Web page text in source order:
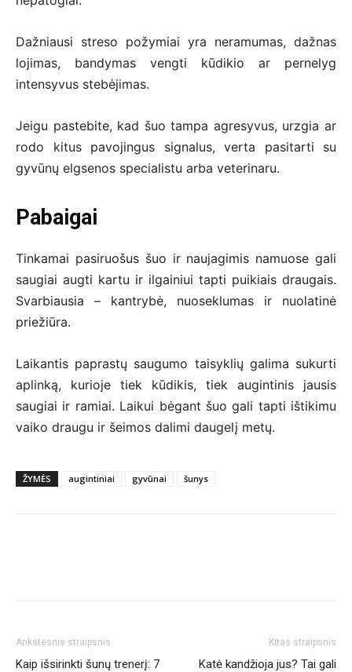
Dažniausi streso požymiai yra neramumas, dažnas
lojimas, bandymas vengti kūdikio ar pernelyg
intensyvus stebėjimas.
Jeigu pastebite, kad šuo tampa agresyvus, urzgia ar
rodo kitus pavojingus signalus, verta pasitarti su
gyvūnų elgsenos specialistu arba veterinaru.
Pabaigai
Tinkamai pasiruošus šuo ir naujagimis namuose gali
saugiai augti kartu ir ilgainiui tapti puikiais draugais.
Svarbiausia – kantrybė, nuoseklumas ir nuolatinė
priežiūra.
Laikantis paprastų saugumo taisyklių galima sukurti
aplinką, kurioje tiek kūdikis, tiek augintinis jausis
saugiai ir ramiai. Laikui bėgant šuo gali tapti ištikimu
vaiko draugu ir šeimos dalimi daugelį metų.
ŽYMĖS augintiniai gyvūnai šunys
Ankstesnis straipsnis
Kaip išsirinkti šunų trenerį: 7
Kitas straipsnis
Katė kandžioja jus? Tai gali